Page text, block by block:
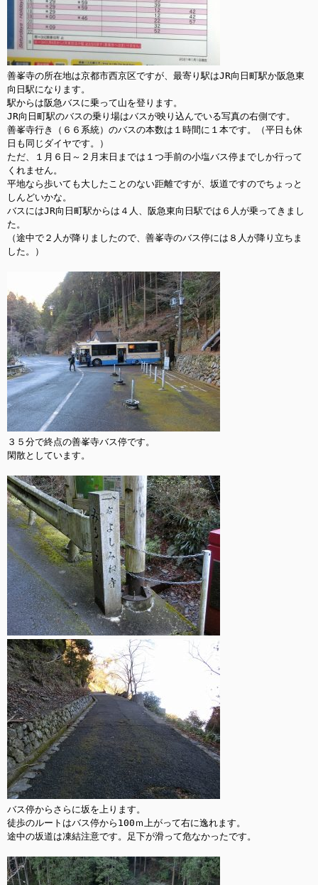
善峯寺の所在地は京都市西京区ですが、最寄り駅はJR向日町駅か阪急東
向日駅になります。
駅からは阪急バスに乗って山を登ります。
JR向日町駅のバスの乗り場はバスが映り込んでいる写真の右側です。
善峯寺行き（６６系統）のバスの本数は１時間に１本です。（平日も休
日も同じダイヤです。）
ただ、１月６日～２月末日までは１つ手前の小塩バス停までしか行って
くれません。
平地なら歩いても大したことのない距離ですが、坂道ですのでちょっと
しんどいかな。
バスにはJR向日町駅からは４人、阪急東向日駅では６人が乗ってきまし
た。
（途中で２人が降りましたので、善峯寺のバス停には８人が降り立ちま
した。）
３５分で終点の善峯寺バス停です。
閑散としています。
バス停からさらに坂を上ります。
徒歩のルートはバス停から100ｍ上がって右に逸れます。
途中の坂道は凍結注意です。足下が滑って危なかったです。